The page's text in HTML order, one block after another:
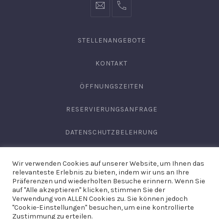
info@hofgut-0049747196019210
STELLENANGEBOTE
KONTAKT
ÖFFNUNGSZEITEN
RESERVIERUNGSANFRAGE
DATENSCHUTZBELEHRUNG
IMPRESSUM
Copyright © 2026Domäne Areal Hechingen. Site byHirschburg
Wir verwenden Cookies auf unserer Website, um Ihnen das
relevanteste Erlebnis zu bieten, indem wir uns an Ihre
Präferenzen und wiederholten Besuche erinnern. Wenn Sie
auf "Alle akzeptieren" klicken, stimmen Sie der
Verwendung von ALLEN Cookies zu. Sie können jedoch
"Cookie-Einstellungen" besuchen, um eine kontrollierte
Zustimmung zu erteilen.